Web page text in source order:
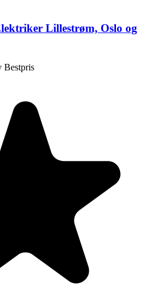
Lillestrøm, Oslo og
Bestpris